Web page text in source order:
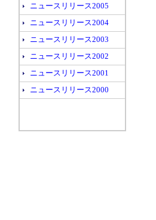
ニュースリリース2005
ニュースリリース2004
ニュースリリース2003
ニュースリリース2002
ニュースリリース2001
ニュースリリース2000